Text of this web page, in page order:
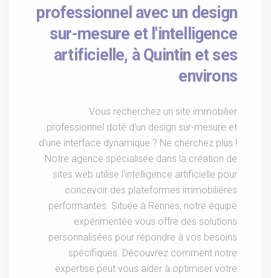
professionnel avec un design
sur-mesure et l'intelligence
artificielle, à Quintin et ses
environs
Vous recherchez un site immobilier
professionnel doté d'un design sur-mesure et
d'une interface dynamique ? Ne cherchez plus !
Notre agence spécialisée dans la création de
sites web utilise l'intelligence artificielle pour
concevoir des plateformes immobilières
performantes. Située à Rennes, notre équipe
expérimentée vous offre des solutions
personnalisées pour répondre à vos besoins
spécifiques. Découvrez comment notre
expertise peut vous aider à optimiser votre